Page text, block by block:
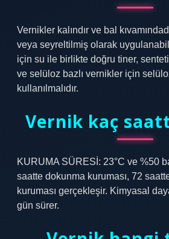
Vernikler kalındır ve bal
veya seyreltilmiş olarak
için su ile birlikte doğru tiner,
ve selüloz bazlı vernikler için
kullanılmalıdır.
Vernik kaç
KURUMA SÜRESİ: 23°C ve %50
saatte dokunma kuruması, 72
kuruması gerçekleşir. Kimyasal
gün sürer.